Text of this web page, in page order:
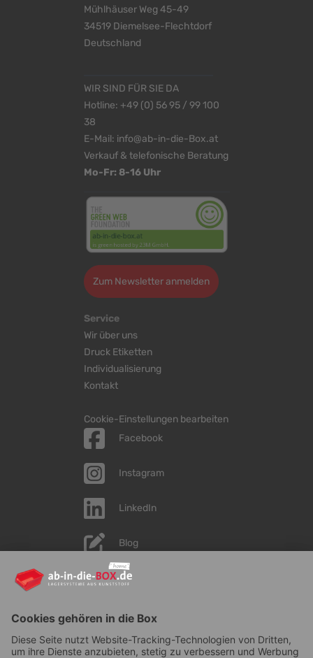
Mühlhäuser Weg 45-49
34519 Diemelsee-Flechtdorf
Deutschland
WIR SIND FÜR SIE DA
Hotline: +49 (0) 56 95 / 99 100
38
E-Mail: info@ab-in-die-Box.at
Verkauf & telefonische Beratung
Mo-Fr: 8-16 Uhr
Zum Newsletter anmelden
Service
Wir über uns
Druck Etiketten
Individualisierung
Kontakt
Cookie-Einstellungen bearbeiten
Facebook
Instagram
LinkedIn
Blog
YouTube